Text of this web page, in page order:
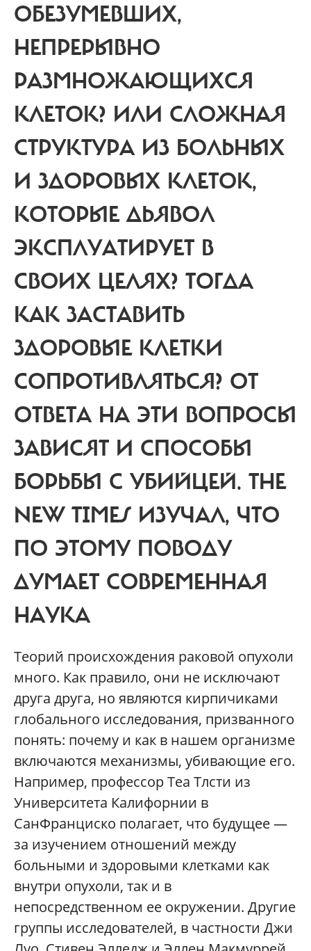
ОБЕЗУМЕВШИХ,
НЕПРЕРЫВНО
РАЗМНОЖАЮЩИХСЯ
КЛЕТОК? ИЛИ СЛОЖНАЯ
СТРУКТУРА ИЗ БОЛЬНЫХ
И ЗДОРОВЫХ КЛЕТОК,
КОТОРЫЕ ДЬЯВОЛ
ЭКСПЛУАТИРУЕТ В
СВОИХ ЦЕЛЯХ? ТОГДА
КАК ЗАСТАВИТЬ
ЗДОРОВЫЕ КЛЕТКИ
СОПРОТИВЛЯТЬСЯ? ОТ
ОТВЕТА НА ЭТИ ВОПРОСЫ
ЗАВИСЯТ И СПОСОБЫ
БОРЬБЫ С УБИЙЦЕЙ. THE
NEW TIMES ИЗУЧАЛ, ЧТО
ПО ЭТОМУ ПОВОДУ
ДУМАЕТ СОВРЕМЕННАЯ
НАУКА
Теорий происхождения раковой опухоли
много. Как правило, они не исключают
друга друга, но являются кирпичиками
глобального исследования, призванного
понять: почему и как в нашем организме
включаются механизмы, убивающие его.
Например, профессор Теа Тлсти из
Университета Калифорнии в
СанФранциско полагает, что будущее —
за изучением отношений между
больными и здоровыми клетками как
внутри опухоли, так и в
непосредственном ее окружении. Другие
группы исследователей, в частности Джи